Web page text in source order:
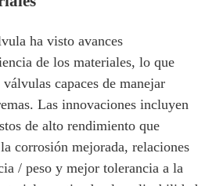
ha visto avances
de los materiales, lo que
capaces de manejar
Las innovaciones incluyen
de alto rendimiento que
corrosión mejorada, relaciones
/ peso y mejor tolerancia a la